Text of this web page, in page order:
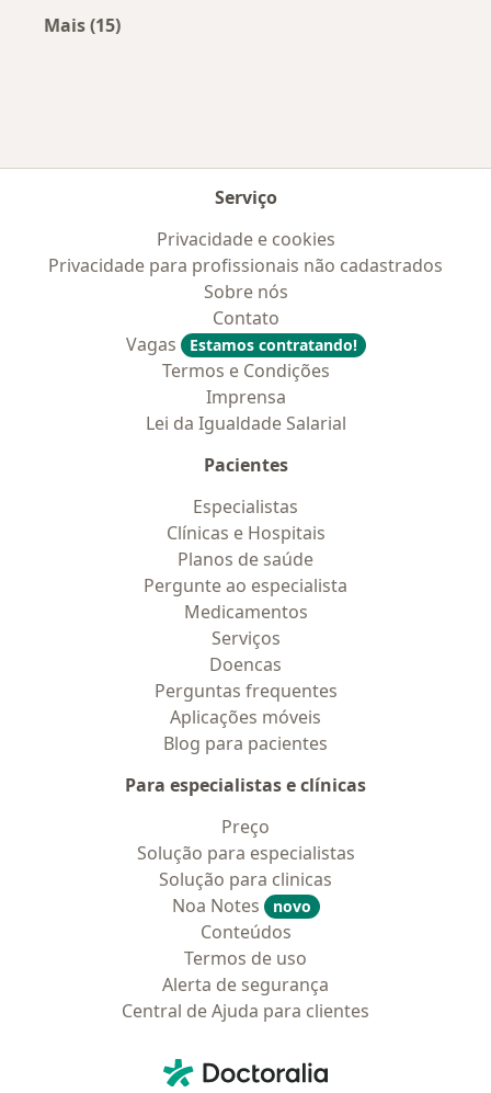
Mais (15)
Serviço
Privacidade e cookies
Privacidade para profissionais não cadastrados
Sobre nós
Contato
Vagas
Estamos contratando!
Termos e Condições
Imprensa
Lei da Igualdade Salarial
Pacientes
Especialistas
Clínicas e Hospitais
Planos de saúde
Pergunte ao especialista
Medicamentos
Serviços
Doencas
Perguntas frequentes
Aplicações móveis
Blog para pacientes
Para especialistas e clínicas
Preço
Solução para especialistas
Solução para clinicas
Noa Notes
novo
Conteúdos
Termos de uso
Alerta de segurança
Central de Ajuda para clientes
Doctoralia - Homepage